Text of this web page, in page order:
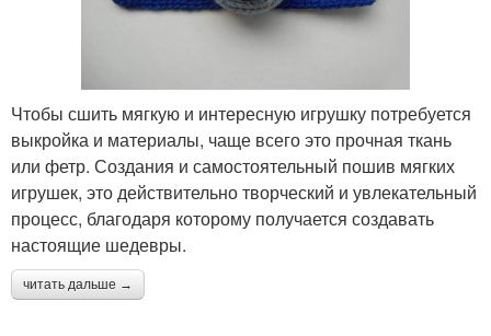
Чтобы сшить мягкую и интересную игрушку потребуется
выкройка и материалы, чаще всего это прочная ткань
или фетр. Создания и самостоятельный пошив мягких
игрушек, это действительно творческий и увлекательный
процесс, благодаря которому получается создавать
настоящие шедевры.
читать дальше →